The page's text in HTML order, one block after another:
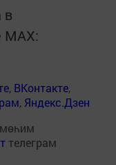
в
MАХ:
, ВКонтакте,
, Яндекс.Дзен
телеграм